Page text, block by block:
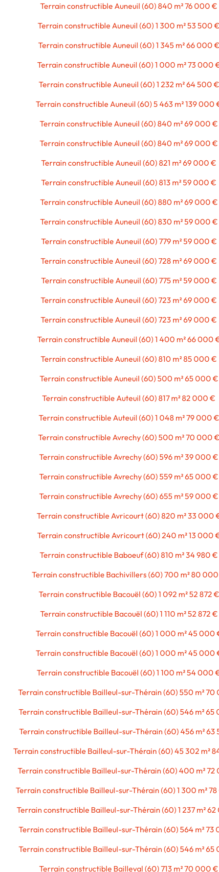
Terrain constructible Auneuil (60) 840 m² 76 000 €
Terrain constructible Auneuil (60) 1 300 m² 53 500
Terrain constructible Auneuil (60) 1 345 m² 66 000
Terrain constructible Auneuil (60) 1 000 m² 73 000
Terrain constructible Auneuil (60) 1 232 m² 64 500 €
Terrain constructible Auneuil (60) 5 463 m² 139 000
Terrain constructible Auneuil (60) 840 m² 69 000 €
Terrain constructible Auneuil (60) 840 m² 69 000 €
Terrain constructible Auneuil (60) 821 m² 69 000 €
Terrain constructible Auneuil (60) 813 m² 59 000 €
Terrain constructible Auneuil (60) 880 m² 69 000 €
Terrain constructible Auneuil (60) 830 m² 59 000 €
Terrain constructible Auneuil (60) 779 m² 59 000 €
Terrain constructible Auneuil (60) 728 m² 69 000 €
Terrain constructible Auneuil (60) 775 m² 59 000 €
Terrain constructible Auneuil (60) 723 m² 69 000 €
Terrain constructible Auneuil (60) 723 m² 69 000 €
Terrain constructible Auneuil (60) 1 400 m² 66 000
Terrain constructible Auneuil (60) 810 m² 85 000 €
Terrain constructible Auneuil (60) 500 m² 65 000 €
Terrain constructible Auteuil (60) 817 m² 82 000 €
Terrain constructible Auteuil (60) 1 048 m² 79 000 €
Terrain constructible Avrechy (60) 500 m² 70 000
Terrain constructible Avrechy (60) 596 m² 39 000 €
Terrain constructible Avrechy (60) 559 m² 65 000 €
Terrain constructible Avrechy (60) 655 m² 59 000 €
Terrain constructible Avricourt (60) 820 m² 33 000
Terrain constructible Avricourt (60) 240 m² 13 000
Terrain constructible Baboeuf (60) 810 m² 34 980 €
Terrain constructible Bachivillers (60) 700 m² 80
Terrain constructible Bacouël (60) 1 092 m² 52 872 €
Terrain constructible Bacouël (60) 1 110 m² 52 872 €
Terrain constructible Bacouël (60) 1 000 m² 45 000
Terrain constructible Bacouël (60) 1 000 m² 45 000
Terrain constructible Bacouël (60) 1 100 m² 54 000
Terrain constructible Bailleul-sur-Thérain (60) 550 m²
Terrain constructible Bailleul-sur-Thérain (60) 546 m²
Terrain constructible Bailleul-sur-Thérain (60) 456 m² 63
Terrain constructible Bailleul-sur-Thérain (60) 45 302 m²
Terrain constructible Bailleul-sur-Thérain (60) 400 m²
Terrain constructible Bailleul-sur-Thérain (60) 1 300 m²
Terrain constructible Bailleul-sur-Thérain (60) 1 237 m²
Terrain constructible Bailleul-sur-Thérain (60) 564 m²
Terrain constructible Bailleul-sur-Thérain (60) 546 m²
Terrain constructible Bailleval (60) 713 m² 70 000 €